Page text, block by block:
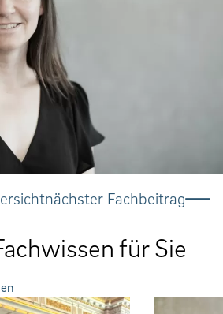
nächster Fachbeitrag
für Sie